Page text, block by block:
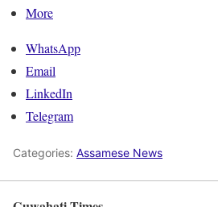
More
WhatsApp
Email
LinkedIn
Telegram
Categories: Assamese News